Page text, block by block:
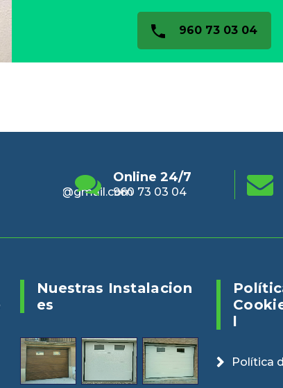
960 73 03 04
Envianos un Email
Nuestras Instalacion
Es
L
Política